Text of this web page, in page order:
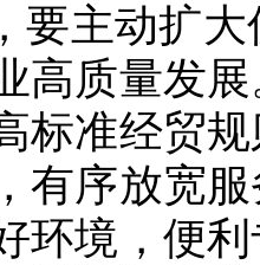
要主动扩
高质量发
标准经贸
有序放宽
环境，便